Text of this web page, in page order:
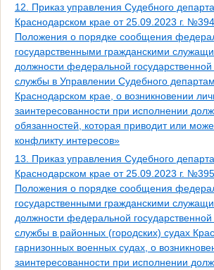
12. Приказ управления Судебного
Краснодарском крае от 25.09.2023 г.
Положения о порядке сообщения
государственными гражданскими
должности федеральной государственной
службы в Управлении Судебного
Краснодарском крае, о возникновении
заинтересованности при исполнении
обязанностей, которая приводит или
конфликту интересов»
13. Приказ управления Судебного
Краснодарском крае от 25.09.2023 г.
Положения о порядке сообщения
государственными гражданскими
должности федеральной государственной
службы в районных (городских) судах
гарнизонных военных судах, о
заинтересованности при исполнении